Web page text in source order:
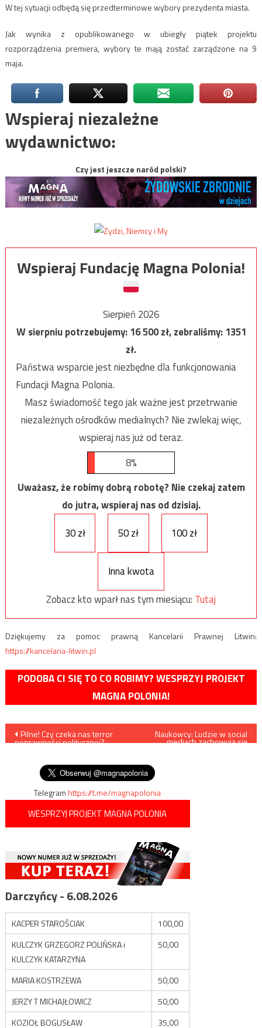
W tej sytuacji odbędą się przedterminowe wybory prezydenta miasta.
Jak wynika z opublikowanego w ubiegły piątek projektu
rozporządzenia premiera, wybory te mają zostać zarządzone na 9
maja.
Wspieraj niezależne
wydawnictwo:
Czy jest jeszcze naród polski?
Wspieraj Fundację Magna Polonia!
Sierpień 2026
W sierpniu potrzebujemy:16 500zł, zebraliśmy:1351
zł.
Państwa wsparcie jest niezbędne dla funkcjonowania
Fundacji Magna Polonia.
Masz świadomość tego jak ważne jest przetrwanie
niezależnych ośrodków medialnych? Nie zwlekaj więc,
wspieraj nas już od teraz.
8%
Uważasz, że robimy dobrą robotę? Nie czekaj zatem
do jutra, wspieraj nas od dzisiaj.
30 zł
50 zł 100 zł
Inna kwota
Zobacz kto wparł nas tym miesiącu: Tutaj
Dziękujemy za pomoc prawną Kancelarii Prawnej Litwin:
https://kancelaria-litwin.pl
PODOBA CI SIĘ TO CO ROBIMY? WESPRZYJ PROJEKT
MAGNA POLONIA!
Nawigacja
Pilne! Czy czeka nas terror
poprawności politycznej?
Naukowcy: Ludzie w social
mediach zachowują się
Telegramhttps://t.me/magnapolonia
WESPRZYJ PROJEKT MAGNA POLONIA
Darczyńcy - 6.08.2026
KACPER STAROŚCIAK
100,00
KULCZYK GRZEGORZ POLIŃSKA i
KULCZYK KATARZYNA
50,00
MARIA KOSTRZEWA
50,00
JERZY T MICHAJŁOWICZ
50,00
KOZIOŁ BOGUSŁAW
35,00